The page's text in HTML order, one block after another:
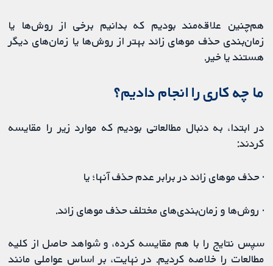
هم‌چنین علاقه‌مند بودیم که بدانیم برخی از روش‌ها یا
زمان‌‌بندی حذف موهای زائد بهتر از روش‌ها یا زمان‌های دیگر
هستند یا خیر.
ما چه کاری را انجام دادیم؟
در ابتدا، به دنبال مطالعاتی بودیم که موارد زیر را مقایسه
کردند:
· حذف موهای زائد در برابر عدم حذف آنها؛ یا
· روش‌ها و زمان‌‌بندی‌های مختلف حذف موهای زائد.
سپس نتایج را با هم مقایسه کرده، و شواهد حاصل از کلیه
مطالعات را خلاصه کردیم. در نهایت، بر اساس عواملی مانند